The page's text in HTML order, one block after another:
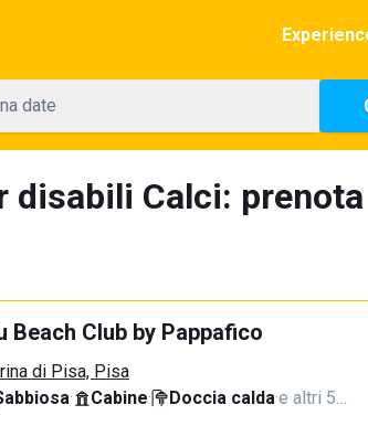
date
disabili Calci:
Beach Club by Pappafico
di Pisa, Pisa
· Cabine· Doccia calda·e altri 5…